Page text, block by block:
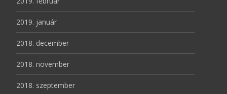
2019. január
2018. december
2018. november
2018. szeptember